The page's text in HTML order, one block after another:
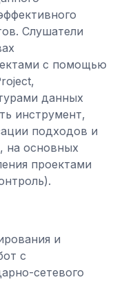
Слушатели
с помощью
данных
инструмент,
подходов и
на основных
проектами
и
с
сетевого